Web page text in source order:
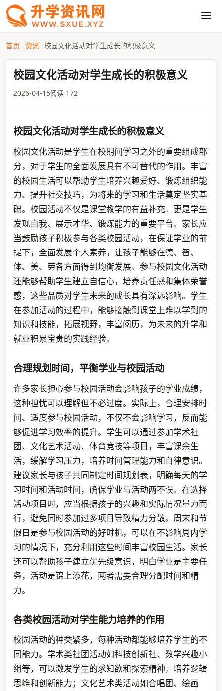
首页 资讯 校园文化活动对学生成长的积极意义
校园文化活动对学生成长的积极意义
2026-04-15阅读 172
校园文化活动对学生成长的积极意义
校园文化活动是学生在校期间学习之外的重要组成部
分，对于学生的全面发展具有不可替代的作用。丰富
的校园生活可以帮助学生培养兴趣爱好、锻炼组织能
力、提升社交技巧，为将来的学习和生活奠定坚实基
础。校园活动不仅是课堂教学的有益补充，更是学生
发现自我、展示才华、锻炼能力的重要平台。家长应
当鼓励孩子积极参与各类校园活动，在保证学业的前
提下，全面发展个人素养，让孩子能够在德、智、
体、美、劳各方面得到均衡发展。参与校园文化活动
还能够帮助学生建立自信心，培养责任感和集体荣誉
感，这些品质对学生未来的成长具有深远影响。学生
在参加活动的过程中，能够接触到课堂上难以学到的
知识和技能，拓展视野，丰富阅历，为未来的升学和
就业积累宝贵的实践经验。
合理规划时间，平衡学业与校园活动
许多家长担心参与校园活动会影响孩子的学业成绩，
这种担忧可以理解但不必过度。实际上，合理安排时
间、适度参与校园活动，不仅不会影响学习，反而能
够促进学习效率的提升。学生可以通过参加学术社
团、文化艺术活动、体育竞技等项目，丰富课余生
活，缓解学习压力，培养时间管理能力和自律意识。
建议家长与孩子共同制定时间规划表，明确每天的学
习时间和活动时间，确保学业与活动两不误。在选择
活动项目时，应当根据孩子的兴趣和实际情况量力而
行，避免同时参加过多项目导致精力分散。周末和节
假日是参与校园活动的好时机，可以在不影响周内学
习的情况下，充分利用这些时间丰富校园生活。家长
还可以帮助孩子建立优先级意识，明白学业是主要任
务，活动是锦上添花，两者需要合理分配时间和精
力。
各类校园活动对学生能力培养的作用
校园活动的种类繁多，每种活动都能够培养学生的不
同能力。学术类社团活动如科技创新社、数学兴趣小
组等，可以激发学生的求知欲和探索精神，培养逻辑
思维和创新能力；文化艺术类活动如合唱团、绘画